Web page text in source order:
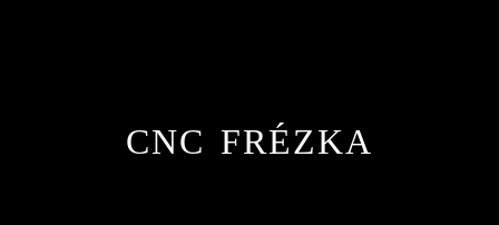
CNC FRÉZKA